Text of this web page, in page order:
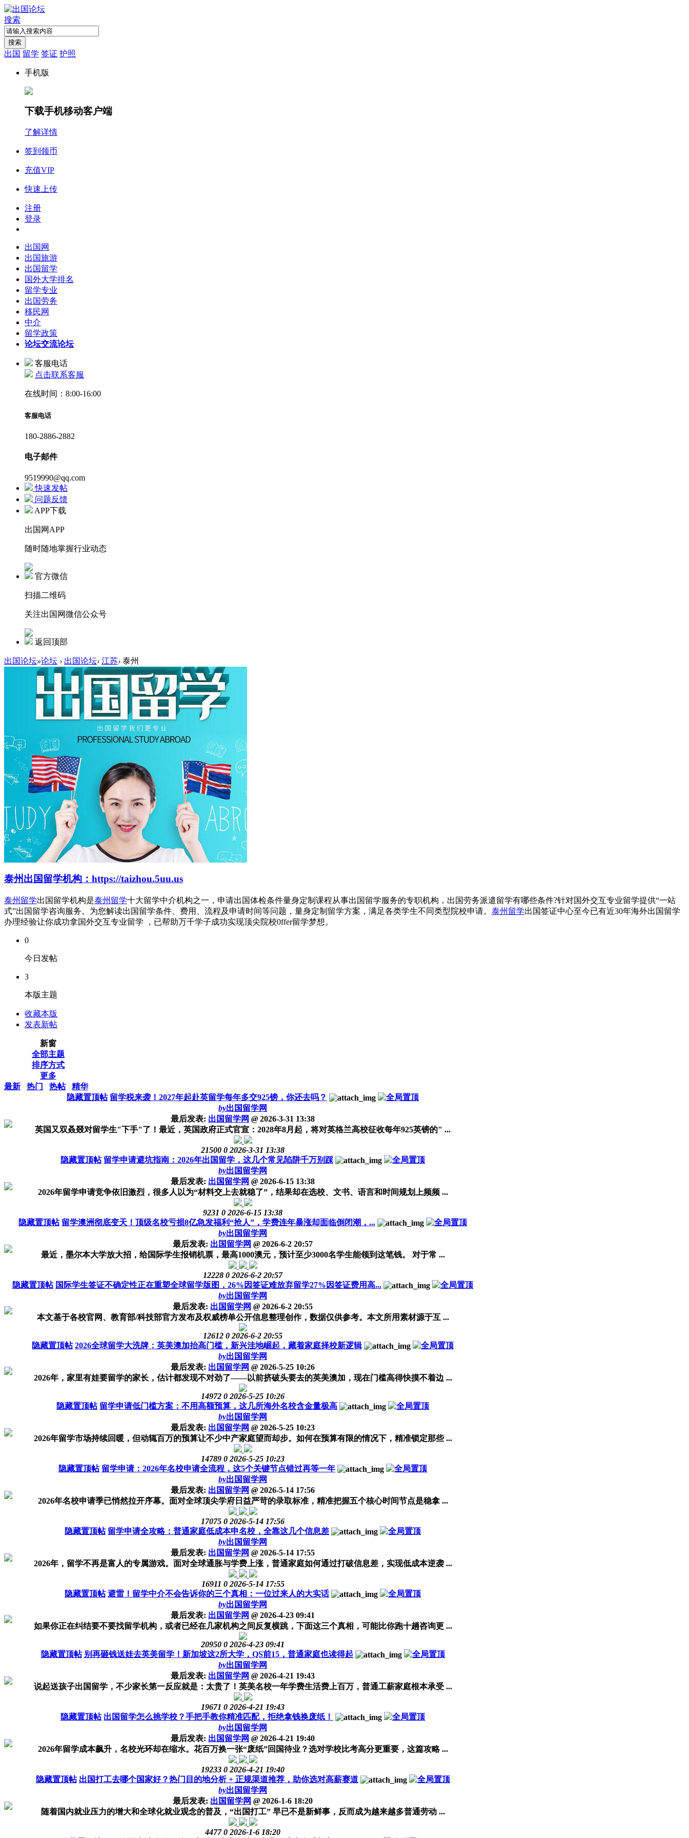
搜索
搜索
出国 留学 签证 护照
手机版
下载手机移动客户端
了解详情
签到领币
充值VIP
快速上传
注册
登录
出国网
出国旅游
出国留学
国外大学排名
留学专业
出国劳务
移民网
中介
留学政策
论坛交流论坛
客服电话
点击联系客服
在线时间：8:00-16:00
客服电话
180-2886-2882
电子邮件
9519990@qq.com
快速发帖
问题反馈
APP下载
出国网APP
随时随地掌握行业动态
官方微信
扫描二维码
关注出国网微信公众号
返回顶部
出国论坛»论坛 › 出国论坛› 江苏› 泰州
泰州出国留学机构：https://taizhou.5uu.us
泰州留学出国留学机构是泰州留学十大留学中介机构之一，申请出国体检条件量身定制课程从事出国留学服务的专职机构，出国劳务派遣留学有哪些条件?针对国外交互专业留学提供“一站
式”出国留学咨询服务。为您解读出国留学条件、费用、流程及申请时间等问题，量身定制留学方案，满足各类学生不同类型院校申请。 泰州留学出国签证中心至今已有近30年海外出国留学
办理经验让你成功拿国外交互专业留学 ，已帮助万千学子成功实现顶尖院校0ffer留学梦想。
0
今日发帖
3
本版主题
收藏本版
发表新帖
新窗
全部主题
排序方式
更多
最新
热门 热帖
精华
隐藏置顶帖 留学税来袭！2027年起赴英留学每年多交925镑，你还去吗？
by出国留学网
最后发表: 出国留学网 @ 2026-3-31 13:38
英国又双叒叕对留学生"下手"了！最近，英国政府正式官宣：2028年8月起，将对英格兰高校征收每年925英镑的" ...
21500 0 2026-3-31 13:38
隐藏置顶帖 留学申请避坑指南：2026年出国留学，这几个常见陷阱千万别踩
by出国留学网
最后发表: 出国留学网 @ 2026-6-15 13:38
2026年留学申请竞争依旧激烈，很多人以为“材料交上去就稳了”，结果却在选校、文书、语言和时间规划上频频 ...
9231 0 2026-6-15 13:38
隐藏置顶帖 留学澳洲彻底变天！顶级名校亏损8亿急发福利“抢人”，学费连年暴涨却面临倒闭潮，...
by出国留学网
最后发表: 出国留学网 @ 2026-6-2 20:57
最近，墨尔本大学放大招，给国际学生报销机票，最高1000澳元，预计至少3000名学生能领到这笔钱。 对于常 ...
12228 0 2026-6-2 20:57
隐藏置顶帖 国际学生签证不确定性正在重塑全球留学版图，26%因签证难放弃留学27%因签证费用高...
by出国留学网
最后发表: 出国留学网 @ 2026-6-2 20:55
本文基于各校官网、教育部/科技部官方发布及权威榜单公开信息整理创作，数据仅供参考。本文所用素材源于互 ...
12612 0 2026-6-2 20:55
隐藏置顶帖 2026全球留学大洗牌：英美澳加抬高门槛，新兴洼地崛起，藏着家庭择校新逻辑
by出国留学网
最后发表: 出国留学网 @ 2026-5-25 10:26
2026年，家里有娃要留学的家长，估计都发现不对劲了——以前挤破头要去的英美澳加，现在门槛高得快摸不着边 ...
14972 0 2026-5-25 10:26
隐藏置顶帖 留学申请低门槛方案：不用高额预算，这几所海外名校含金量极高
by出国留学网
最后发表: 出国留学网 @ 2026-5-25 10:23
2026年留学市场持续回暖，但动辄百万的预算让不少中产家庭望而却步。如何在预算有限的情况下，精准锁定那些 ...
14789 0 2026-5-25 10:23
隐藏置顶帖 留学申请：2026年名校申请全流程，这5个关键节点错过再等一年
by出国留学网
最后发表: 出国留学网 @ 2026-5-14 17:56
2026年名校申请季已悄然拉开序幕。面对全球顶尖学府日益严苛的录取标准，精准把握五个核心时间节点是稳拿 ...
17075 0 2026-5-14 17:56
隐藏置顶帖 留学申请全攻略：普通家庭低成本申名校，全靠这几个信息差
by出国留学网
最后发表: 出国留学网 @ 2026-5-14 17:55
2026年，留学不再是富人的专属游戏。面对全球通胀与学费上涨，普通家庭如何通过打破信息差，实现低成本逆袭 ...
16911 0 2026-5-14 17:55
隐藏置顶帖 避雷！留学中介不会告诉你的三个真相：一位过来人的大实话
by出国留学网
最后发表: 出国留学网 @ 2026-4-23 09:41
如果你正在纠结要不要找留学机构，或者已经在几家机构之间反复横跳，下面这三个真相，可能比你跑十趟咨询更 ...
20950 0 2026-4-23 09:41
隐藏置顶帖 别再砸钱送娃去英美留学！新加坡这2所大学，QS前15，普通家庭也读得起
by出国留学网
最后发表: 出国留学网 @ 2026-4-21 19:43
说起送孩子出国留学，不少家长第一反应就是：太贵了！英美名校一年学费生活费上百万，普通工薪家庭根本承受 ...
19671 0 2026-4-21 19:43
隐藏置顶帖 出国留学怎么挑学校？手把手教你精准匹配，拒绝拿钱换废纸！
by出国留学网
最后发表: 出国留学网 @ 2026-4-21 19:40
2026年留学成本飙升，名校光环却在缩水。花百万换一张“废纸”回国待业？选对学校比考高分更重要，这篇攻略 ...
19233 0 2026-4-21 19:40
隐藏置顶帖 出国打工去哪个国家好？热门目的地分析 + 正规渠道推荐，助你选对高薪赛道
by出国留学网
最后发表: 出国留学网 @ 2026-1-6 18:20
随着国内就业压力的增大和全球化就业观念的普及，“出国打工” 早已不是新鲜事，反而成为越来越多普通劳动 ...
4477 0 2026-1-6 18:20